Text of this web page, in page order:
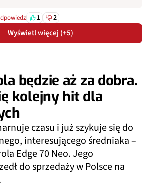
1 2
Wyświetl więcej (+5)
będzie aż za dobra.
kolejny hit dla
czasu i już szykuje się do
interesującego średniaka –
Edge 70 Neo. Jego
do sprzedaży w Polsce na